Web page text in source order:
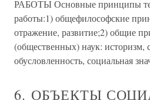
РАБОТЫ Основные принципы
работы:1) общефилософские
отражение, развитие;2) общие
(общественных) наук: историзм,
обусловленность, социальная
6. ОБЪЕКТЫ